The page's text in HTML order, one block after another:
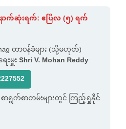
ောက်ဆုံးရက်: ဧပြီလ (၅) ရက်
တာဝန်ခံများ (သို့မဟုတ်)
းမှူးShri V. Mohan Reddy
က်စာတမ်းများတွင် ကြည့်ရှုနိုင်